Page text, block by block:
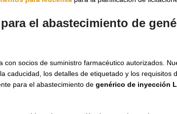
el abastecimiento de
socios de suministro farmacéutico autorizados.
caducidad, los detalles de etiquetado y los requisitos
para el abastecimiento de genérico de inyección